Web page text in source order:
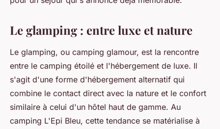
Le glamping : entre luxe et nature
Le glamping, ou camping glamour, est la rencontre
entre le camping étoilé et l'hébergement de luxe. Il
s'agit d'une forme d'hébergement alternatif qui
combine le contact direct avec la nature et le confort
similaire à celui d'un hôtel haut de gamme. Au
camping L'Epi Bleu, cette tendance se matérialise à